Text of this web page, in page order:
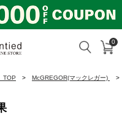
検索 カ
0
TOP McGREGOR(マックレガー)